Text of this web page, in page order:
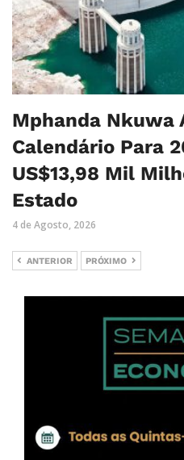
Mphanda Nkuwa
Calendário Para
US$13,98 Mil
Estado
4 de Agosto, 2026
ANTERIOR PRÓXIMO